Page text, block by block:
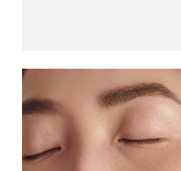
México